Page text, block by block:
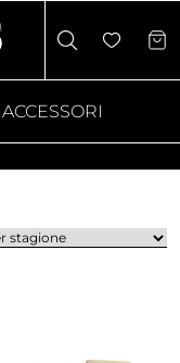
ACCESSORI